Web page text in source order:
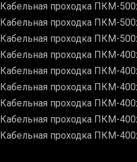
Кабельная проходка ПКМ-
Кабельная проходка ПКМ-
Кабельная проходка ПКМ-
Кабельная проходка ПКМ-
Кабельная проходка ПКМ-
Кабельная проходка ПКМ-
Кабельная проходка ПКМ-
Кабельная проходка ПКМ-
Кабельная проходка ПКМ-